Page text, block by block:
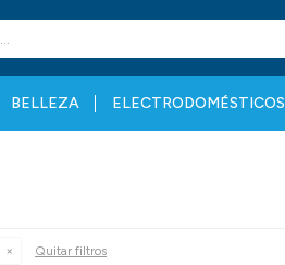
BELLEZA ELECTRODOMÉSTICOS
Quitar filtros